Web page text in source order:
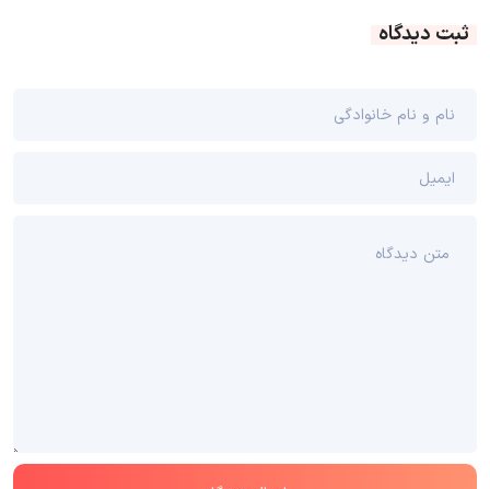
ثبت دیدگاه